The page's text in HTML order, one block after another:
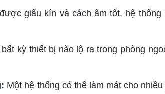
giấu kín và cách âm tốt, hệ
kỳ thiết bị nào lộ ra trong phòng
Một hệ thống có thể làm mát cho